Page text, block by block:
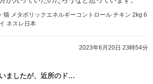
猫 メタボリックエネルギーコントロール チキン 2kg 6
ネスレ日本
2023年6月20日 23時54分
ましたが、近所のド…